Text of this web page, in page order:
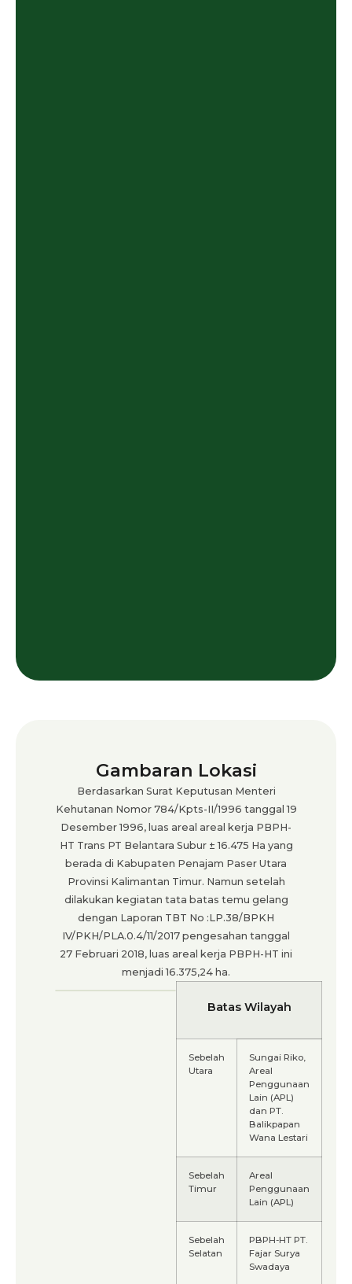
Gambaran Lokasi
Berdasarkan Surat Keputusan Menteri
Kehutanan Nomor 784/Kpts-II/1996 tanggal 19
Desember 1996, luas areal areal kerja PBPH-
HT Trans PT Belantara Subur ± 16.475 Ha yang
berada di Kabupaten Penajam Paser Utara
Provinsi Kalimantan Timur. Namun setelah
dilakukan kegiatan tata batas temu gelang
dengan Laporan TBT No :LP.38/BPKH
IV/PKH/PLA.0.4/11/2017 pengesahan tanggal
27 Februari 2018, luas areal kerja PBPH-HT ini
menjadi 16.375,24 ha.
Batas Wilayah
Sebelah
Utara
Sungai Riko,
Areal
Penggunaan
Lain (APL)
dan PT.
Balikpapan
Wana Lestari
Sebelah
Timur
Areal
Penggunaan
Lain (APL)
Sebelah
Selatan
PBPH-HT PT.
Fajar Surya
Swadaya